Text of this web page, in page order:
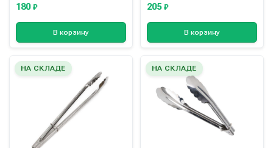
180 ₽
В корзину
205 ₽
В корзину
НА СКЛАДЕ НА СКЛАДЕ